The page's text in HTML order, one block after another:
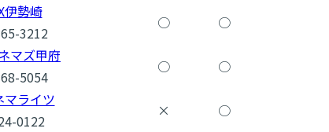
伊勢崎
○ ○
3212
マズ甲府
○ ○
5054
マライツ
× ○
0122